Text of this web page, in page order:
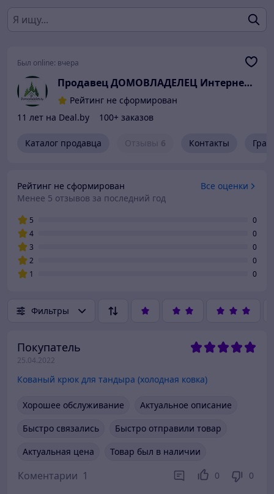
Был online: вчера
Продавец ДОМОВЛАДЕЛЕЦ Интернет-магазин
Рейтинг не сформирован
11 лет на Deal.by
100+ заказов
Каталог продавца Отзывы 6 Контакты
Фильтры
Покупатель
25.04.2022
Кованый крюк для тандыра (холодная ковка)
Хорошее обслуживание
Актуальное описание
Быстро связались
Быстро отправили товар
Актуальная цена
Товар был в наличии
Коментарии 1 0 0
Рейтинг не сформирован
Все оценки
Менее 5 отзывов за последний год
5
0
4
0
3
0
2
0
1
0